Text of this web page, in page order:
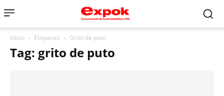
Inicio Etiquetas Grito de puto
Tag: grito de puto